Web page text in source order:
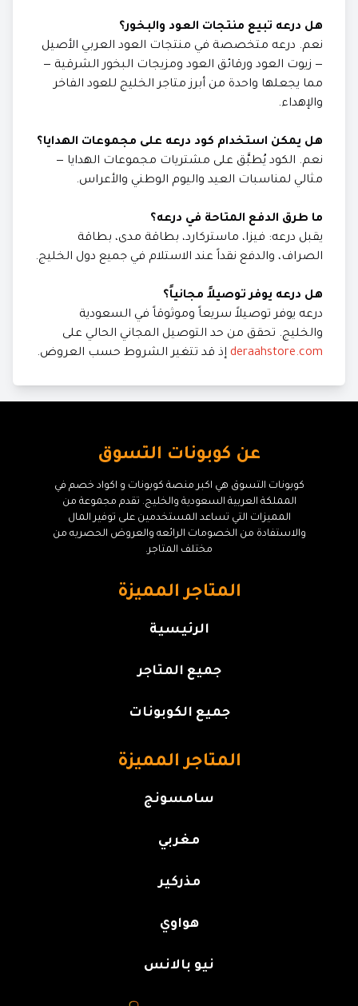
هل درعه تبيع منتجات العود والبخور؟
نعم. درعه متخصصة في منتجات العود العربي الأصيل
— زيوت العود ورقائق العود ومزيجات البخور الشرقية —
مما يجعلها واحدة من أبرز متاجر الخليج للعود الفاخر
والإهداء.
هل يمكن استخدام كود درعه على مجموعات الهدايا؟
نعم. الكود يُطبَّق على مشتريات مجموعات الهدايا —
مثالي لمناسبات العيد واليوم الوطني والأعراس.
ما طرق الدفع المتاحة في درعه؟
يقبل درعه: فيزا، ماستركارد، بطاقة مدى، بطاقة
الصراف، والدفع نقداً عند الاستلام في جميع دول الخليج.
هل درعه يوفر توصيلاً مجانياً؟
درعه يوفر توصيلاً سريعاً وموثوقاً في السعودية
والخليج. تحقق من حد التوصيل المجاني الحالي على
deraahstore.com إذ قد تتغير الشروط حسب العروض.
عن كوبونات التسوق
كوبونات التسوق هي اكبر منصة كوبونات و اكواد خصم في
المملكة العربية السعودية والخليج. تقدم مجموعة من
المميزات التي تساعد المستخدمين على توفير المال
والاستفادة من الخصومات الرائعه والعروض الحصريه من
مختلف المتاجر.
المتاجر المميزة
الرئيسية
جميع المتاجر
جميع الكوبونات
المتاجر المميزة
سامسونج
مغربي
مذركير
هواوي
نيو بالانس